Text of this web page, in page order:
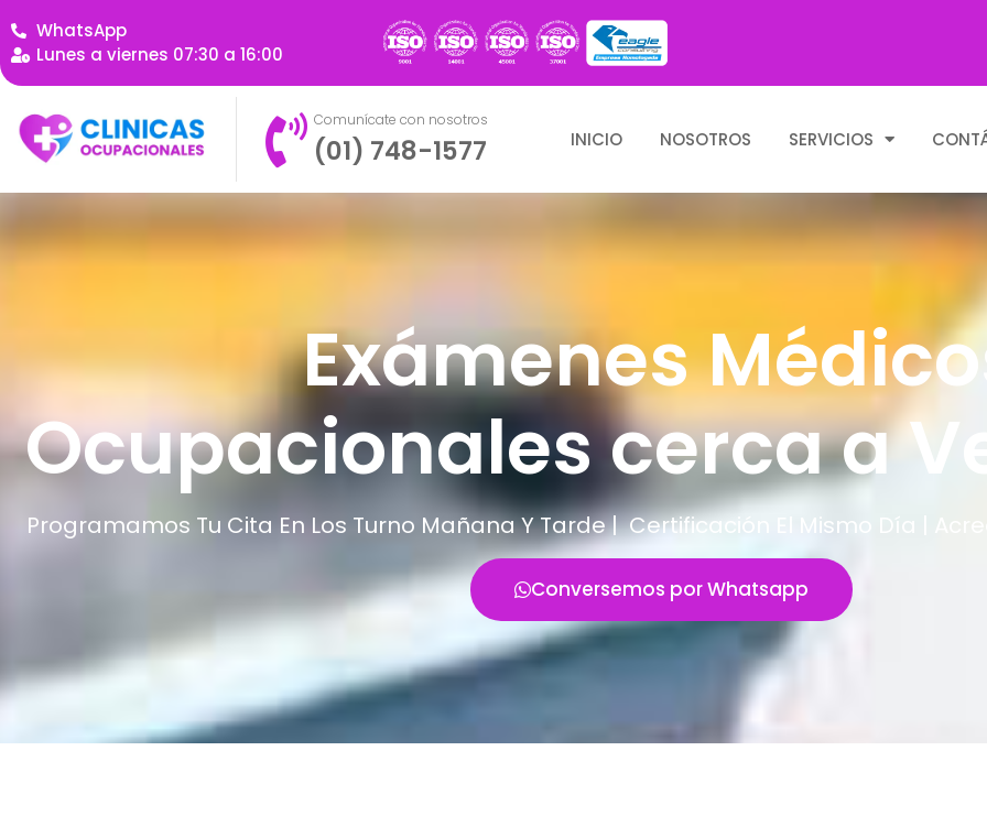
WhatsApp
Lunes a viernes 07:30 a 16:00
Comunícate con nosotros
(01) 748-1577 INICIO NOSOTROS SERVICIOS
Exámenes
Ocupacionales cerca a
Programamos Tu Cita En Los Turno Mañana Y Tarde | Certificación El Mismo Día |
Conversemos por Whatsapp